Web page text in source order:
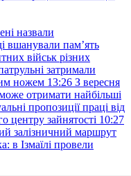
назвали
вшанували пам’ять
військ різних
затримали
ножем 13:26 З вересня
отримати найбільші
пропозиції праці від
центру зайнятості 10:27
залізничний маршрут
в Ізмаїлі провели